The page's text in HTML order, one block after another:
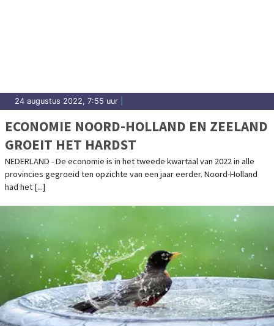
24 augustus 2022, 7:55 uur
ECONOMIE NOORD-HOLLAND EN ZEELAND
GROEIT HET HARDST
NEDERLAND - De economie is in het tweede kwartaal van 2022 in alle
provincies gegroeid ten opzichte van een jaar eerder. Noord-Holland
had het [...]